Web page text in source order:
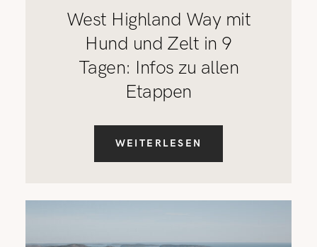
West Highland Way mit
Hund und Zelt in 9
Tagen: Infos zu allen
Etappen
WEITERLESEN